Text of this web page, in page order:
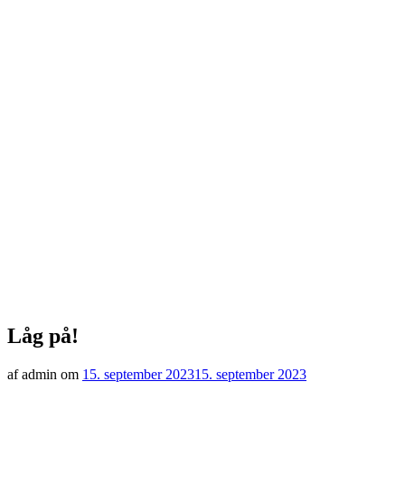
Låg på!
af admin om 15. september 202315. september 2023